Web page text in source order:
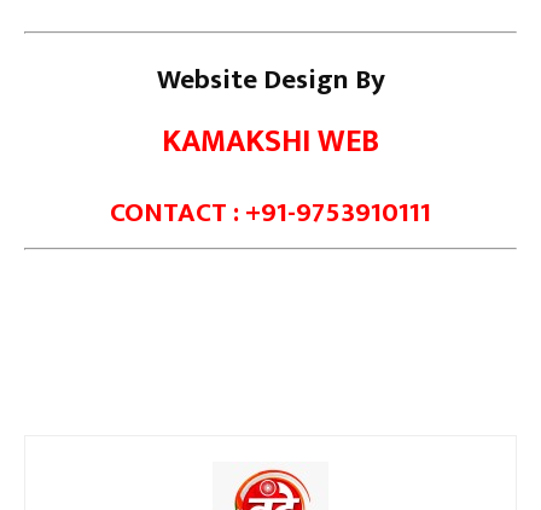
Website Design By
KAMAKSHI WEB
CONTACT : +91-9753910111